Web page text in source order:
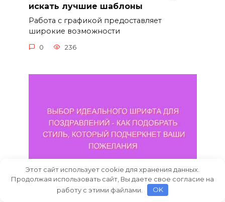
искать лучшие шаблоны
Работа с графикой предоставляет
широкие возможности
0 236
Выбор идеального шрифта для
Этот сайт использует cookie для хранения данных.
Продолжая использовать сайт, Вы даете свое согласие на
работу с этими файлами.
OK